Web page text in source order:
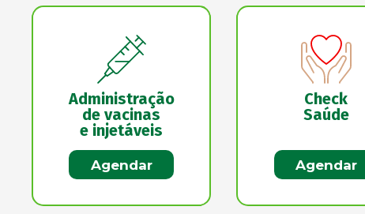
Administração
de vacinas
e injetáveis
Agendar
Check
Saúde
Agendar